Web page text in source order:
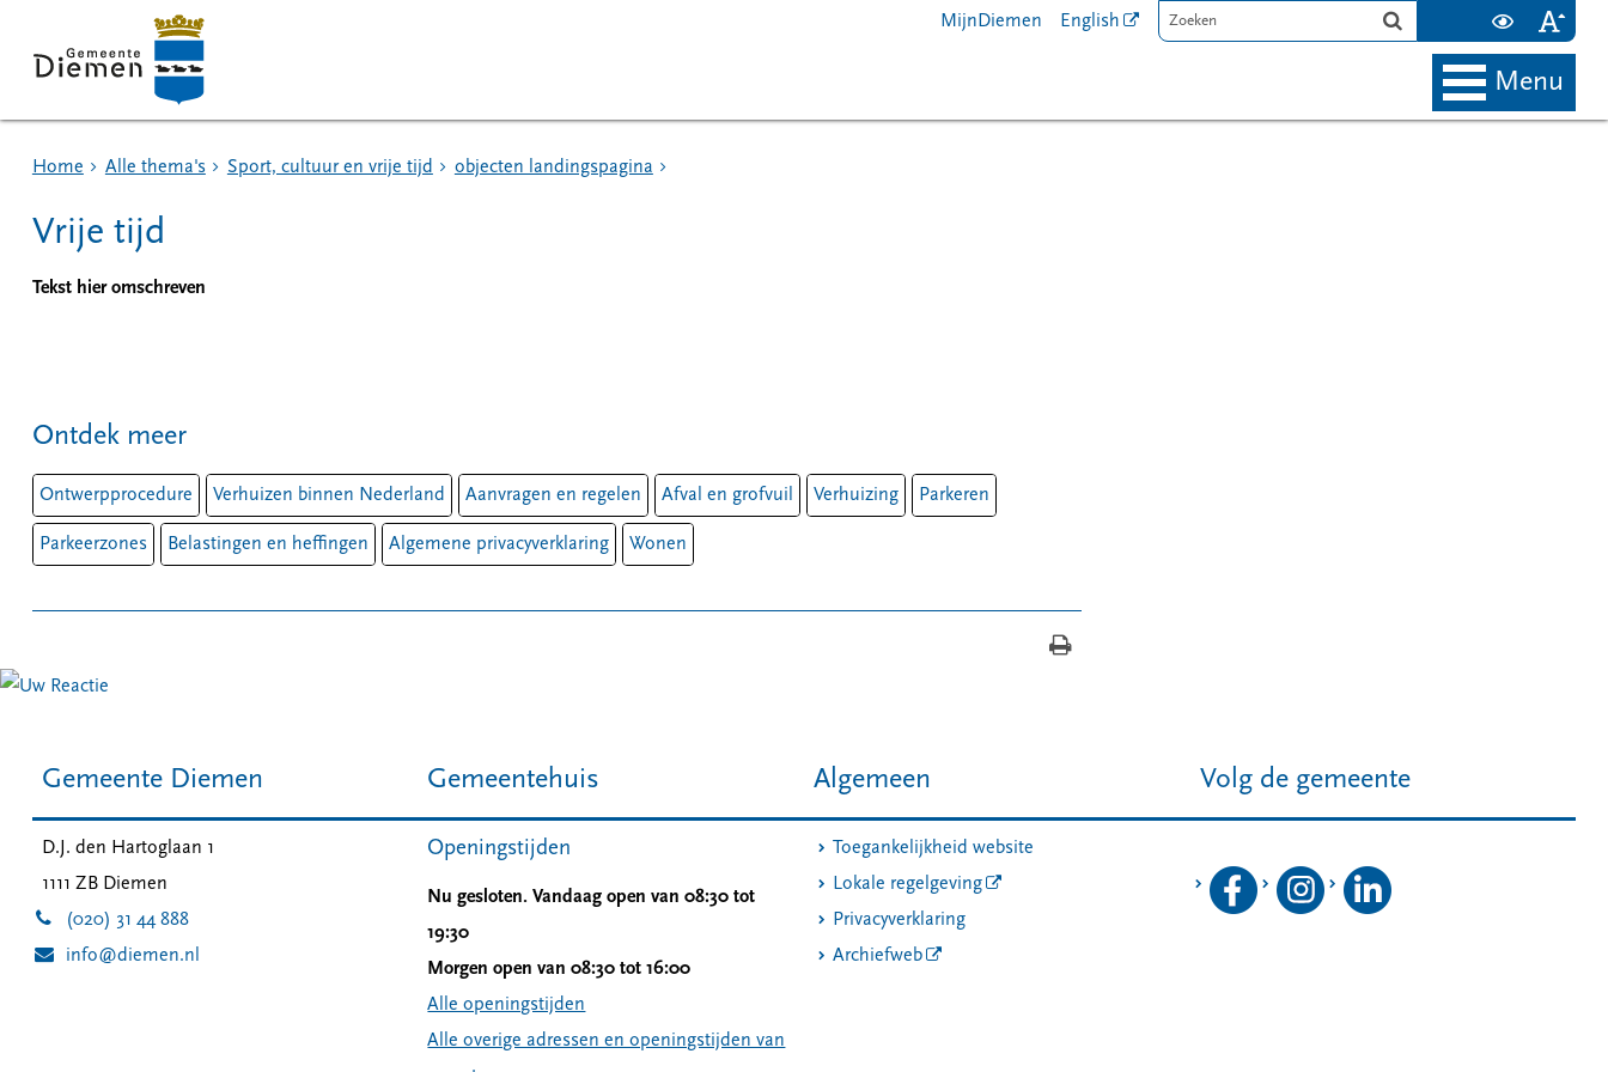
MijnDiemen English
menu
Home Alle thema's Sport, cultuur en vrije tijd objecten landingspagina
Vrije tijd
Tekst hier omschreven
Ontdek meer
Ontwerpprocedure Verhuizen binnen Nederland Aanvragen en regelen Afval en grofvuil Verhuizing Parkeren
Parkeerzones Belastingen en heffingen Algemene privacyverklaring Wonen
Gemeente Diemen
D.J. den Hartoglaan 1
1111 ZB Diemen
(020) 31 44 888
info@diemen.nl
Gemeentehuis
Openingstijden
Nu gesloten. Vandaag open van 08:30 tot
19:30
Morgen open van 08:30 tot 16:00
Alle openingstijden
Alle overige adressen en openingstijden van
Algemeen
Toegankelijkheid website
Lokale regelgeving
Privacyverklaring
Archiefweb
Volg de gemeente